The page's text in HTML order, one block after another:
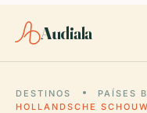
Audiala
DESTINOS PAÍSES
HOLLANDSCHE